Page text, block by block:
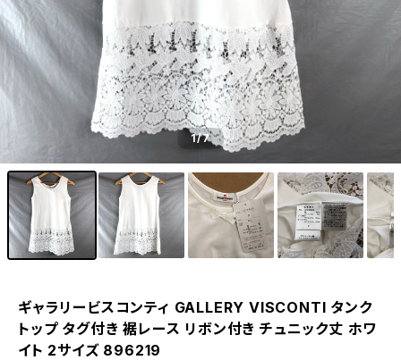
1/7
ギャラリービスコンティ GALLERY VISCONTI タンク
トップ タグ付き 裾レース リボン付き チュニック丈 ホワ
イト 2サイズ 896219